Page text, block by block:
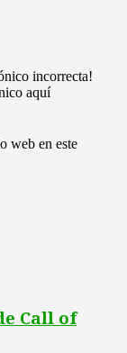
incorrecta!
aquí
web en este
Call of